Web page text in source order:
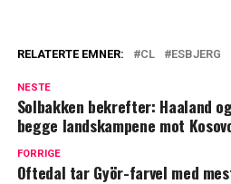
RELATERTE EMNER: CL ESBJERG
NESTE
Solbakken bekrefter: Haaland
begge landskampene mot
FORRIGE
Oftedal tar Györ-farvel med